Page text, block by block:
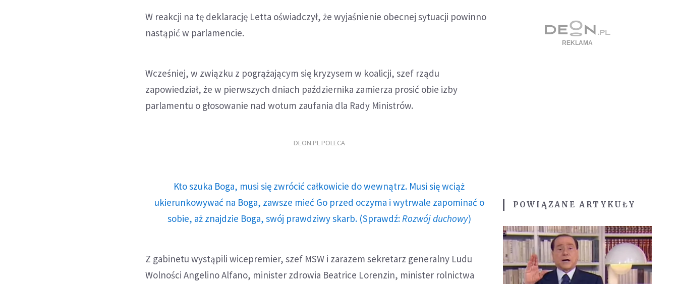
W reakcji na tę deklarację Letta oświadczył, że wyjaśnienie obecnej sytuacji powinno
nastąpić w parlamencie.
Wcześniej, w związku z pogrążającym się kryzysem w koalicji, szef rządu
zapowiedział, że w pierwszych dniach października zamierza prosić obie izby
parlamentu o głosowanie nad wotum zaufania dla Rady Ministrów.
DEON.PL POLECA
Kto szuka Boga, musi się zwrócić całkowicie do wewnątrz. Musi się wciąż
ukierunkowywać na Boga, zawsze mieć Go przed oczyma i wytrwale zapominać o
sobie, aż znajdzie Boga, swój prawdziwy skarb. (Sprawdź: Rozwój duchowy)
Z gabinetu wystąpili wicepremier, szef MSW i zarazem sekretarz generalny Ludu
Wolności Angelino Alfano, minister zdrowia Beatrice Lorenzin, minister rolnictwa
POWIĄZANE ARTYKUŁY